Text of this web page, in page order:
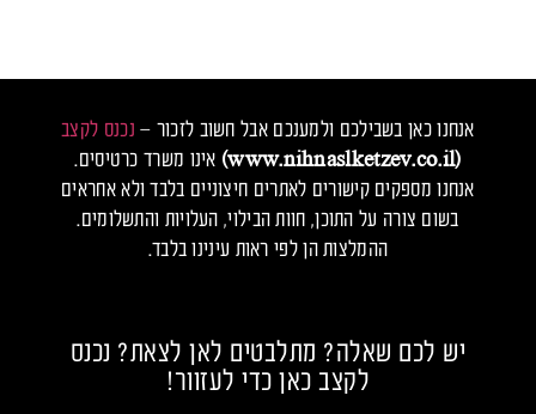
אנחנו כאן בשבילכם ולמענכם אבל חשוב לזכור – נכנס לקצב
(www.nihnaslketzev.co.il)
אינו משרד כרטיסים.
אנחנו מספקים קישורים לאתרים חיצוניים בלבד ולא אחראים
בשום צורה על התוכן, חוות הבילוי, העלויות והתשלומים.
ההמלצות הן לפי ראות עינינו בלבד.
יש לכם שאלה? מתלבטים לאן לצאת? נכנס
לקצב כאן כדי לעזוור!